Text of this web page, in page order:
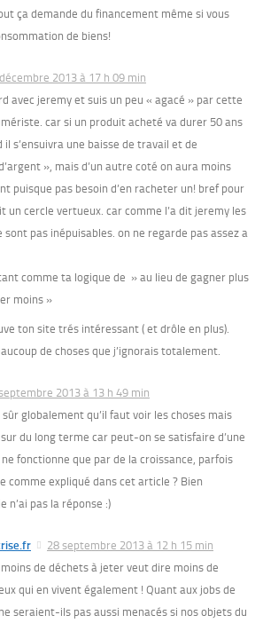
ça demande du financement même si vous
de biens!
2013 à 17 h 09 min
avec jeremy et suis un peu « agacé » par cette
car si un produit acheté va durer 50 ans
il s’ensuivra une baisse de travail et de
», mais d’un autre coté on aura moins
puisque pas besoin d’en racheter un! bref pour
un cercle vertueux. car comme l’a dit jeremy les
sont pas inépuisables. on ne regarde pas assez a
comme ta logique de » au lieu de gagner plus
moins »
ton site trés intéressant ( et drôle en plus).
de choses que j’ignorais totalement.
2013 à 13 h 49 min
sûr globalement qu’il faut voir les choses mais
du long terme car peut-on se satisfaire d’une
fonctionne que par de la croissance, parfois
comme expliqué dans cet article ? Bien
n’ai pas la réponse :)
28 septembre 2013 à 12 h 15 min
de déchets à jeter veut dire moins de
qui en vivent également ! Quant aux jobs de
seraient-ils pas aussi menacés si nos objets du